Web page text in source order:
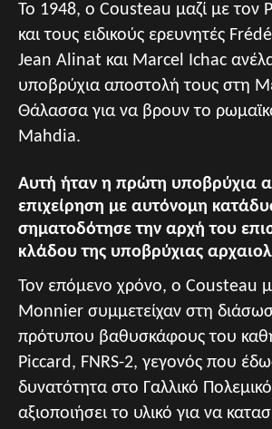
Το 1948, ο Cousteau μαζί με τον
και τους ειδικούς ερευνητές
Jean Alinat και Marcel Ichac
υποβρύχια αποστολή τους στη
Θάλασσα για να βρουν το
Mahdia.
Αυτή ήταν η πρώτη υποβρύχια
επιχείρηση με αυτόνομη
σηματοδότησε την αρχή του
κλάδου της υποβρύχιας
Τον επόμενο χρόνο, ο Cousteau
Monnier συμμετείχαν στη
πρότυπου βαθυσκάφους του
Piccard, FNRS-2, γεγονός που
δυνατότητα στο Γαλλικό
αξιοποιήσει το υλικό για να